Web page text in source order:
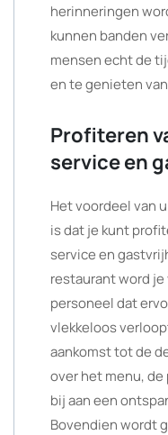
herinneringen
kunnen banden
mensen echt de
en te genieten
Profiteren
service en
Het voordeel van
is dat je kunt
service en
restaurant word
personeel dat
vlekkeloos
aankomst tot de
over het menu,
bij aan een
Bovendien wordt